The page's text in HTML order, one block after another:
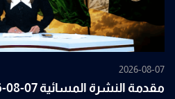
2026-08-07
مقدمة النشرة المسائية 07-08-2026